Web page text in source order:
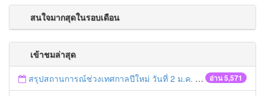
สนใจมากสุดในรอบเดือน
เข้าชมล่าสุด
อ่าน 5,571
สรุปสถานการณ์ช่วงเทศกาลปีใหม่ วันที่ 2 ม.ค. 58